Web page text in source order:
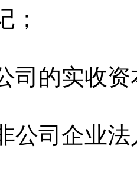
；
的实收资
司企业法